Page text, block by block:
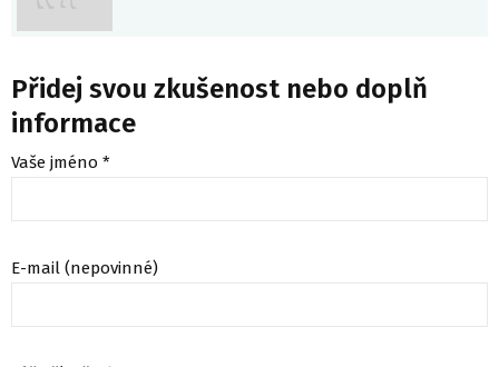
Přidej svou zkušenost nebo doplň
informace
Vaše jméno *
E-mail (nepovinné)